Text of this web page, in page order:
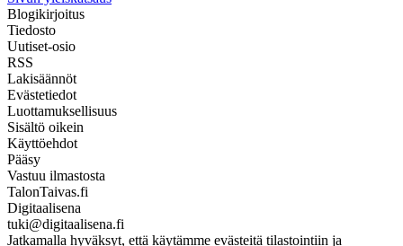
Blogikirjoitus
Tiedosto
Uutiset-osio
RSS
Lakisäännöt
Evästetiedot
Luottamuksellisuus
Sisältö oikein
Käyttöehdot
Pääsy
Vastuu ilmastosta
TalonTaivas.fi
Digitaalisena
tuki@digitaalisena.fi
Jatkamalla hyväksyt, että käytämme evästeitä tilastointiin ja